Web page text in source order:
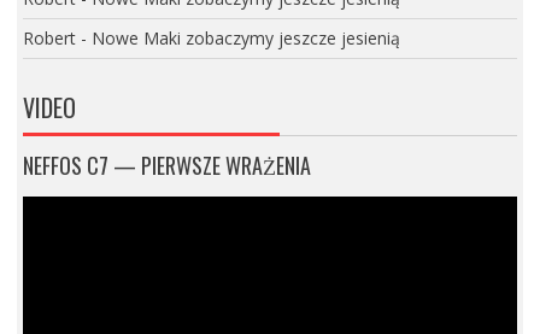
Robert- Nowe Maki zobaczymy jeszcze jesienią
VIDEO
NEFFOS C7 — PIERWSZE WRAŻENIA